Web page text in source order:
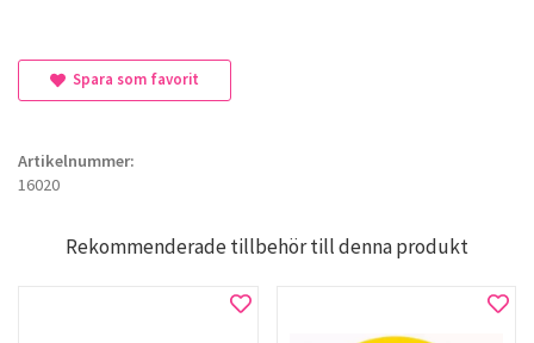
Spara som favorit
Artikelnummer:
16020
Rekommenderade tillbehör till denna produkt